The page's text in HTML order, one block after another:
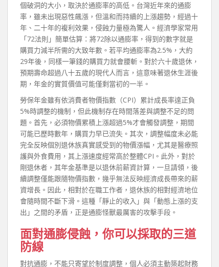
個破洞的大小，取決於通膨率的高低。台灣近年來的通膨
率，雖未出現惡性飆漲，但溫和而持續的上漲趨勢，經過十
年、二十年的複利效果，侵蝕力量極為驚人。經濟學家常用
「72法則」簡單估算：將72除以通膨率，得到的數字就是
購買力減半所需的大致年數。若平均通膨率為2.5%，大約
29年後，同樣一筆錢的購買力就會腰斬。對於六十歲退休，
預期壽命超過八十五歲的現代人而言，這意味著退休生涯後
期，年金的實質價值可能僅剩當初的一半。
勞保年金雖有依消費者物價指數（CPI）累計成長率達正負
5%時調整的機制，但此機制存在時間落差與調整不足的問
題。首先，必須物價累積上漲超過5%才會觸發調整，期間
可能已歷時數年，購買力早已流失。其次，調整幅度未必能
完全反映個別退休族真實感受到的物價漲幅，尤其是醫療照
護與外食費用，其上漲速度經常高於整體CPI。此外，對於
剛退休者，其年金基準是以退休前薪資計算，一旦請領，後
續調整僅能跟隨物價指數，幾乎無法反映經濟成長帶來的薪
資增長。因此，相對於在職工作者，退休族的相對經濟地位
會隨時間不斷下滑。這種「靜止的收入」與「動態上漲的支
出」之間的矛盾，正是通膨怪獸最厲害的攻擊手段。
面對通膨侵蝕，你可以採取的三道
防線
對抗通膨，不能只寄望於制度調整，個人必須主動築起財務